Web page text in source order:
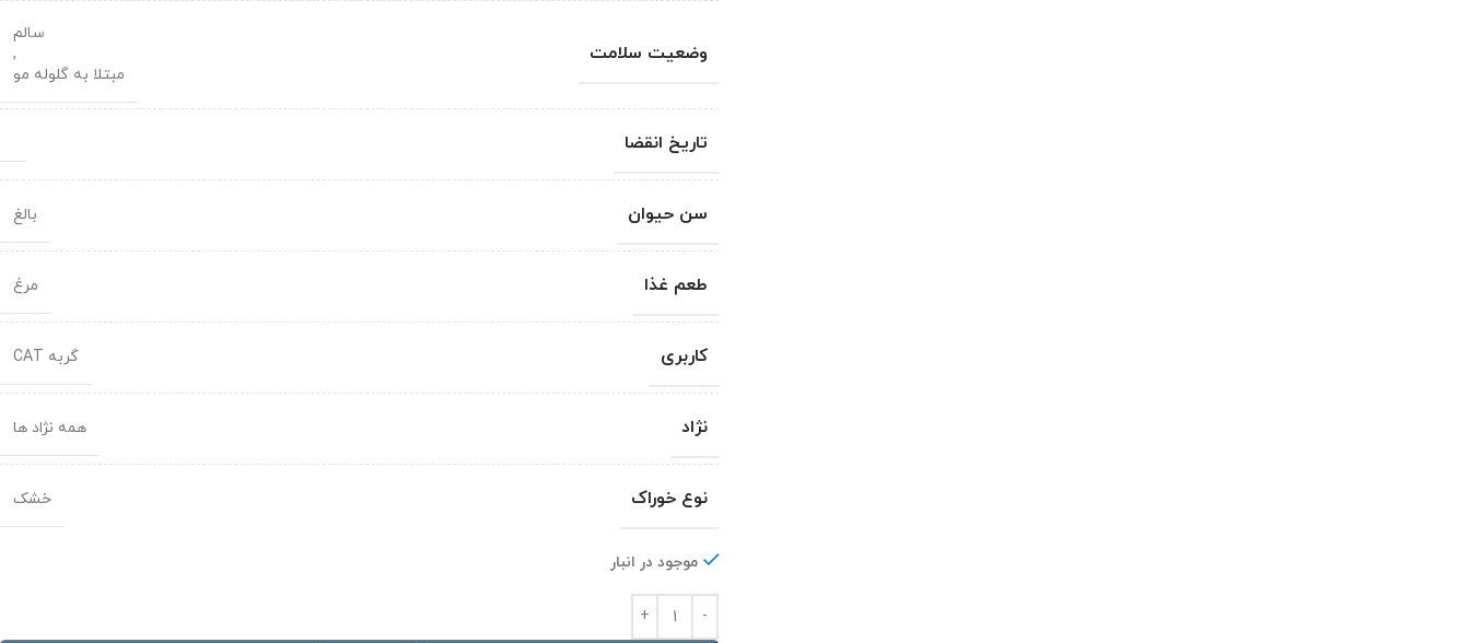
وضعیت سلامت
سالم
,
مبتلا به گلوله مو
تاریخ انقضا
سن حیوان بالغ
طعم غذا مرغ
کاربری گربه CAT
نژاد همه نژاد ها
نوع خوراک خشک
موجود در انبار